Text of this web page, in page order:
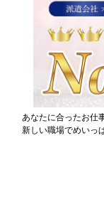
あなたに合ったお仕
新しい職場でめいっ